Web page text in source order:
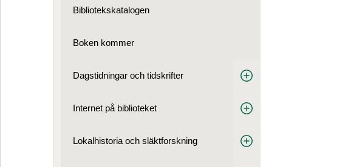
Bibliotekskatalogen
Boken kommer
Dagstidningar och tidskrifter
Internet på biblioteket
Lokalhistoria och släktforskning